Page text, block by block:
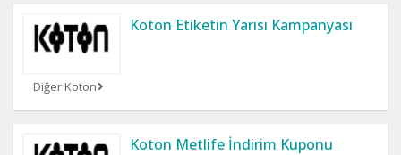
Diğer Koton
Koton Etiketin Yarısı Kampanyası
Koton Metlife İndirim Kuponu